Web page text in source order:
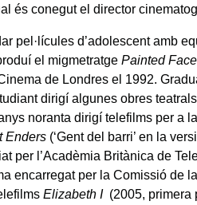
és conegut el director
pel·lícules d’adolescent amb
el migmetratgePainted
de Londres el 1992.
dirigí algunes obres
noranta dirigí telefilms per a
Enders (‘Gent del barri’ en la
per l’Acadèmia Britànica de
encarregat per la Comissió de
Elizabeth I(2005, primera